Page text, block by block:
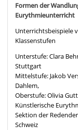
Formen der
Eurythmieunterricht
Unterrichtsbeispiele
Klassenstufen
Unterstufe: Clara
Stuttgart
Mittelstufe: Jakob
Dahlem,
Oberstufe: Olivia
Künstlerische
Sektion der
Schweiz